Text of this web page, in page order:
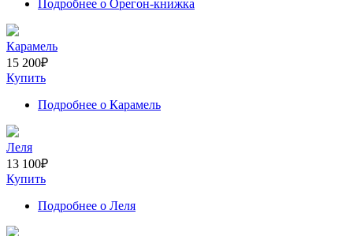
Подробнее о Орегон-книжка
Карамель
15 200₽
Купить
Подробнее о Карамель
Леля
13 100₽
Купить
Подробнее о Леля